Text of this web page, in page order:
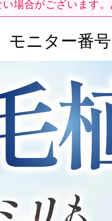
い場合がございます
モニター番